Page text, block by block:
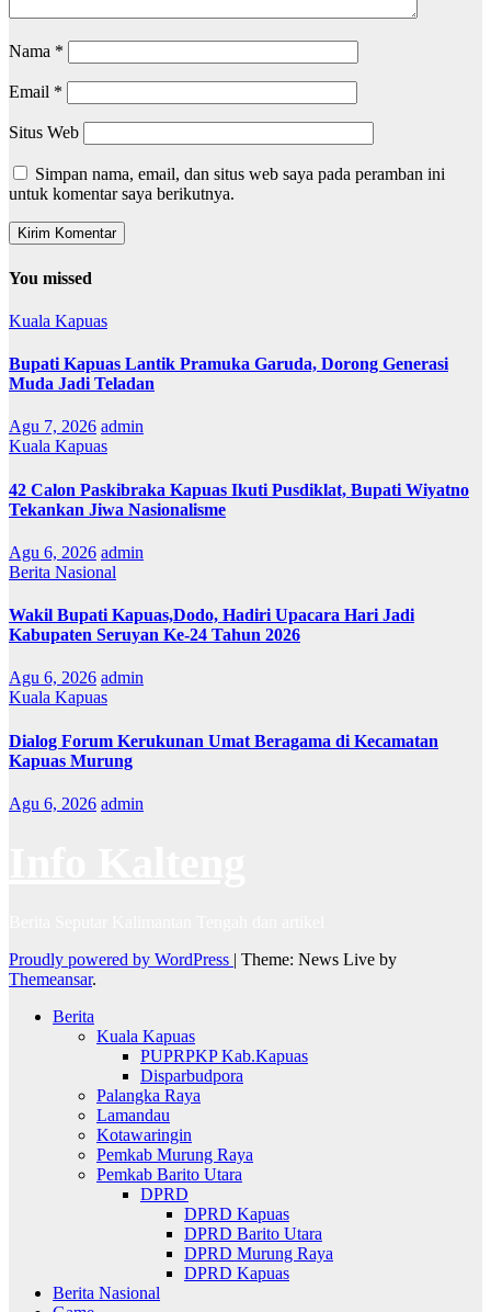
Nama *
Email *
Situs Web
Simpan nama, email, dan situs web saya pada peramban ini
untuk komentar saya berikutnya.
You missed
Kuala Kapuas
Bupati Kapuas Lantik Pramuka Garuda, Dorong Generasi
Muda Jadi Teladan
Agu 7, 2026 admin
Kuala Kapuas
42 Calon Paskibraka Kapuas Ikuti Pusdiklat, Bupati Wiyatno
Tekankan Jiwa Nasionalisme
Agu 6, 2026 admin
Berita Nasional
Wakil Bupati Kapuas,Dodo, Hadiri Upacara Hari Jadi
Kabupaten Seruyan Ke-24 Tahun 2026
Agu 6, 2026 admin
Kuala Kapuas
Dialog Forum Kerukunan Umat Beragama di Kecamatan
Kapuas Murung
Agu 6, 2026 admin
Proudly powered by WordPress | Theme: News Live by
Themeansar.
Berita
Kuala Kapuas
PUPRPKP Kab.Kapuas
Disparbudpora
Palangka Raya
Lamandau
Kotawaringin
Pemkab Murung Raya
Pemkab Barito Utara
DPRD
DPRD Kapuas
DPRD Barito Utara
DPRD Murung Raya
DPRD Kapuas
Berita Nasional